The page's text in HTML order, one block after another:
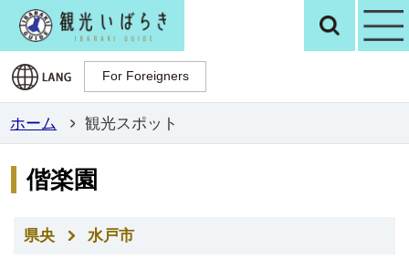
観光いばらき検
For Foreigners
For Foreigners
ホーム 観光スポット
偕楽園
県央 水戸市